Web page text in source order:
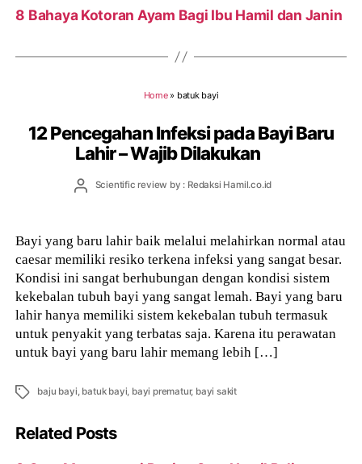
8 Bahaya Kotoran Ayam Bagi Ibu Hamil dan Janin
Home» batuk bayi
12 Pencegahan Infeksi pada Bayi Baru
Lahir – Wajib Dilakukan
PostScientific review by : Redaksi Hamil.co.id
Bayi yang baru lahir baik melalui melahirkan normal atau
caesar memiliki resiko terkena infeksi yang sangat besar.
Kondisi ini sangat berhubungan dengan kondisi sistem
kekebalan tubuh bayi yang sangat lemah. Bayi yang baru
lahir hanya memiliki sistem kekebalan tubuh termasuk
untuk penyakit yang terbatas saja. Karena itu perawatan
untuk bayi yang baru lahir memang lebih […]
Tags baju bayi, batuk bayi, bayi prematur, bayi sakit
Related Posts